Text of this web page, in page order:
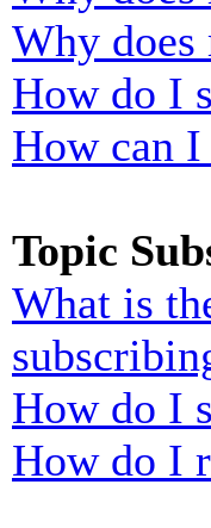
Why does
How do I
How can
Topic
What is
How do I
How do I